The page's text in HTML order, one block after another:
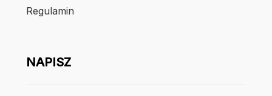
Regulamin
NAPISZ